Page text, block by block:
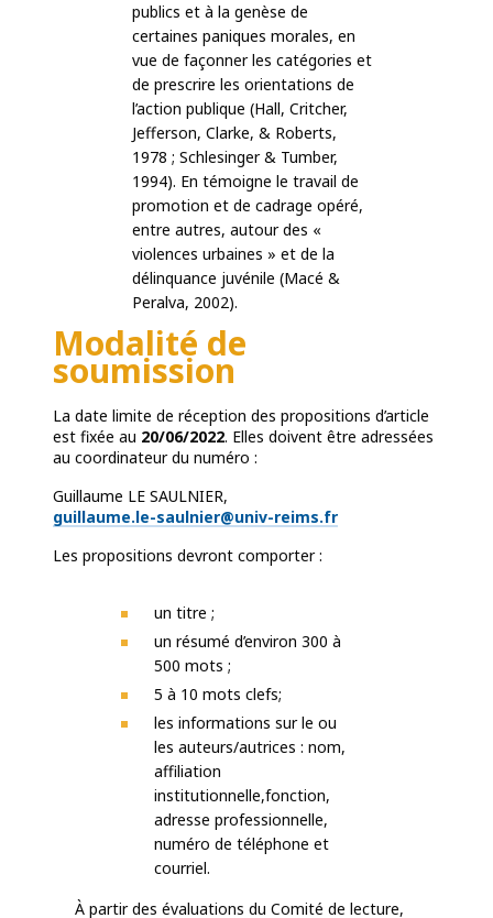
publics et à la genèse de
certaines paniques morales, en
vue de façonner les catégories et
de prescrire les orientations de
l’action publique (Hall, Critcher,
Jefferson, Clarke, & Roberts,
1978 ; Schlesinger & Tumber,
1994). En témoigne le travail de
promotion et de cadrage opéré,
entre autres, autour des «
violences urbaines » et de la
délinquance juvénile (Macé &
Peralva, 2002).
Modalité de
soumission
La date limite de réception des propositions d’article
est fixée au 20/06/2022. Elles doivent être adressées
au coordinateur du numéro :
Guillaume LE SAULNIER,
guillaume.le-saulnier@univ-reims.fr
Les propositions devront comporter :
un titre ;
un résumé d’environ 300 à
500 mots ;
5 à 10 mots clefs;
les informations sur le ou
les auteurs/autrices : nom,
affiliation
institutionnelle,fonction,
adresse professionnelle,
numéro de téléphone et
courriel.
À partir des évaluations du Comité de lecture,